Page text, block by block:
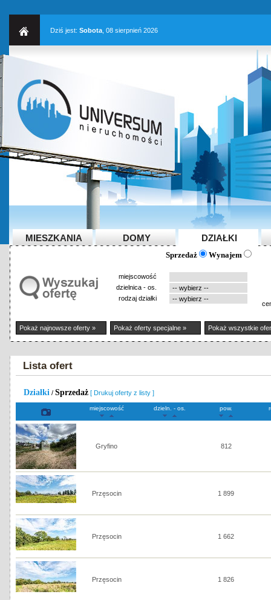
Dziś jest: Sobota , 08 sierpnień 2026
Sprzedaż Wynajem
MIESZKANIA DOMY DZIAŁKI
miejscowość
dzielnica - os.
rodzaj działki
Pokaż najnowsze oferty » Pokaż oferty specjalne » Pokaż wszystkie
Lista ofert
Działki / Sprzedaż [ Drukuj oferty z listy ]
miejscowość dzieln. - os. pow.
Gryfino 812
Przęsocin 1 899
Przęsocin 1 662
Przęsocin 1 826